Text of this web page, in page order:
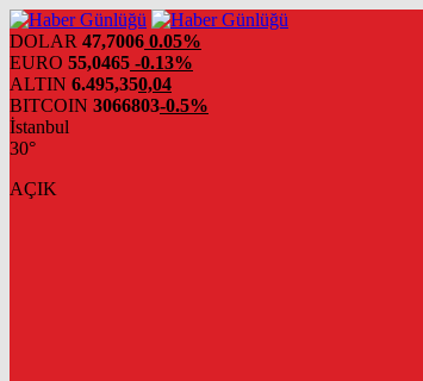
DOLAR 47,7006 0.05%
EURO 55,0465 -0.13%
ALTIN 6.495,350,04
BITCOIN 3066803-0.5%
İstanbul
30°
AÇIK